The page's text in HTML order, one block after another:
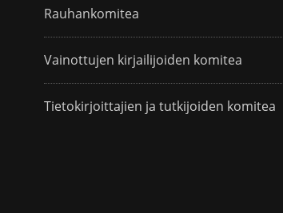
Rauhankomitea
Vainottujen kirjailijoiden komitea
Tietokirjoittajien ja tutkijoiden komitea